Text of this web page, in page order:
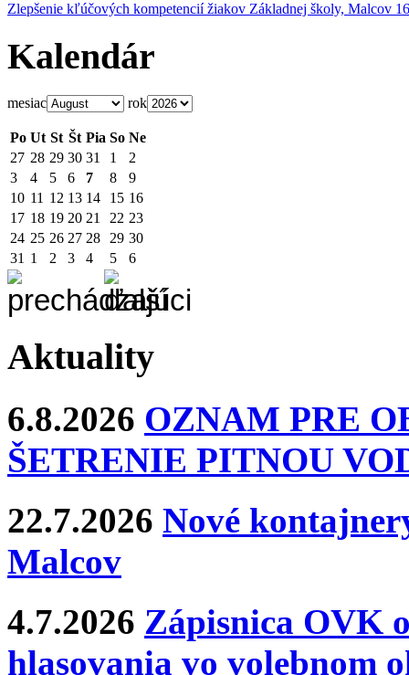
Zlepšenie kľúčových kompetencií žiakov Základnej školy, Malcov 16
Kalendár
mesiac rok
Po Ut St Št Pia So Ne
27 28 29 30 31 1
2
3
4 5 6 7 8
9
10 11 12 13 14 15 16
17 18 19 20 21 22 23
24 25 26 27 28 29 30
31 1 2 3 4 5 6
Aktuality
6.8.2026 OZNAM PRE
ŠETRENIE PITNOU
22.7.2026 Nové
Malcov
4.7.2026 Zápisnica OVK
hlasovania vo volebnom